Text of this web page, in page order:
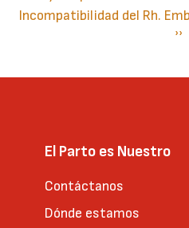
Incompatibilidad del Rh.
››
El Parto es Nuestro
Contáctanos
Dónde estamos